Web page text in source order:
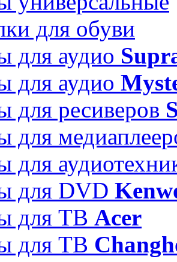
для обуви
для аудио
для аудио
для ресиверов
для
для
для DVD
для ТВ Acer
для ТВ